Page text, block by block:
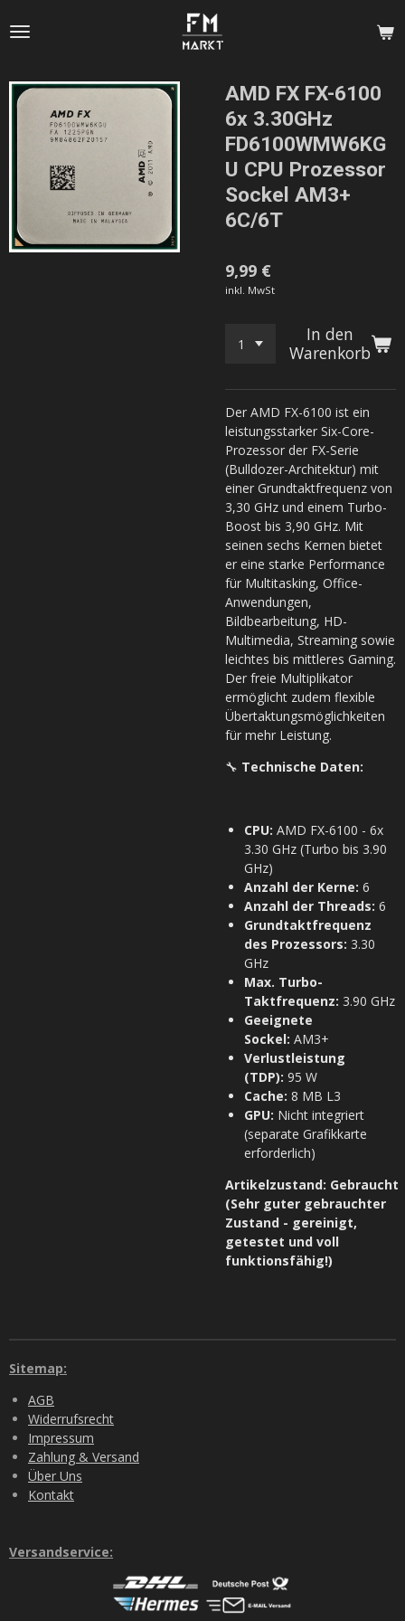
Hauptinhalt
AMD FX FX-6100
6x 3.30GHz
FD6100WMW6KG
U CPU Prozessor
Sockel AM3+
6C/6T
9,99 €
inkl. MwSt
In den
Warenkorb
Der AMD FX-6100 ist ein
leistungsstarker Six-Core-
Prozessor der FX-Serie
(Bulldozer-Architektur) mit
einer Grundtaktfrequenz von
3,30 GHz und einem Turbo-
Boost bis 3,90 GHz. Mit
seinen sechs Kernen bietet
er eine starke Performance
für Multitasking, Office-
Anwendungen,
Bildbearbeitung, HD-
Multimedia, Streaming sowie
leichtes bis mittleres Gaming.
Der freie Multiplikator
ermöglicht zudem flexible
Übertaktungsmöglichkeiten
für mehr Leistung.
🔧 Technische Daten:
CPU: AMD FX-6100 - 6x
3.30 GHz (Turbo bis 3.90
GHz)
Anzahl der Kerne: 6
Anzahl der Threads: 6
Grundtaktfrequenz
des Prozessors: 3.30
GHz
Max. Turbo-
Taktfrequenz: 3.90 GHz
Geeignete
Sockel: AM3+
Verlustleistung
(TDP): 95 W
Cache: 8 MB L3
GPU: Nicht integriert
(separate Grafikkarte
erforderlich)
Artikelzustand: Gebraucht
(Sehr guter gebrauchter
Zustand - gereinigt,
getestet und voll
funktionsfähig!)
Sitemap:
AGB
Widerrufsrecht
Impressum
Zahlung & Versand
Über Uns
Kontakt
Versandservice: